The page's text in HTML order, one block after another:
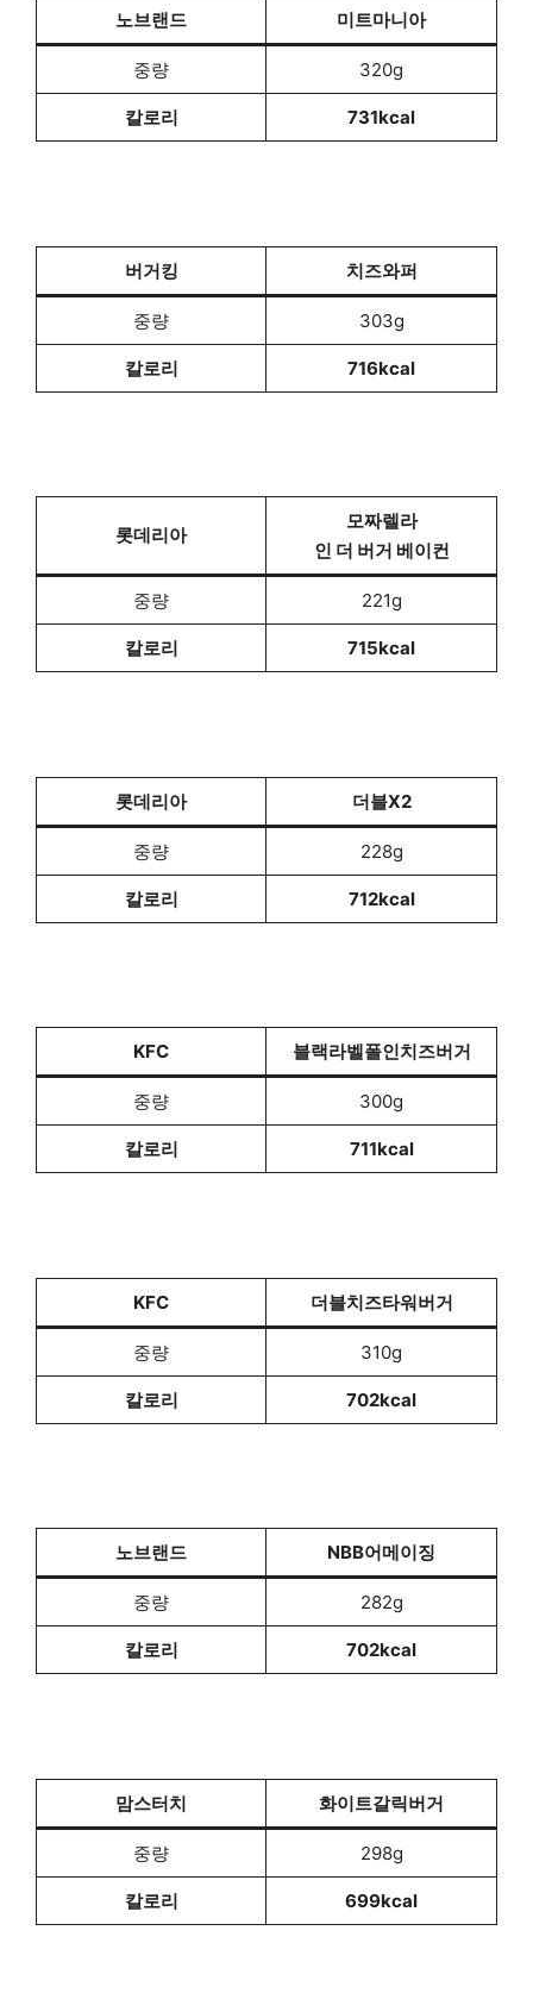
노브랜드 미트마니아
중량 320g
칼로리 731kcal
버거킹 치즈와퍼
중량 303g
칼로리 716kcal
롯데리아
모짜렐라
인 더 버거 베이컨
중량 221g
칼로리 715kcal
롯데리아 더블X2
중량 228g
칼로리 712kcal
KFC 블랙라벨폴인치즈버거
중량 300g
칼로리 711kcal
KFC 더블치즈타워버거
중량 310g
칼로리 702kcal
노브랜드 NBB어메이징
중량 282g
칼로리 702kcal
맘스터치 화이트갈릭버거
중량 298g
칼로리 699kcal